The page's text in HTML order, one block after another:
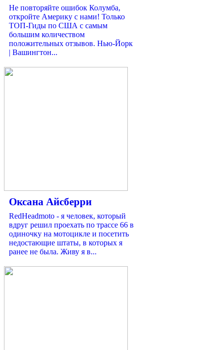
Не повторяйте ошибок Колумба,
откройте Америку с нами! Только
ТОП-Гиды по США с самым
большим количеством
положительных отзывов. Нью-Йорк
| Вашингтон...
Оксана Айсберри
RedHeadmoto - я человек, который
вдруг решил проехать по трассе 66 в
одиночку на мотоцикле и посетить
недостающие штаты, в которых я
ранее не была. Живу я в...